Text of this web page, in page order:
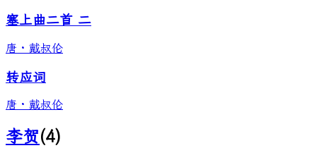
塞上曲二首 二
唐 · 戴叔伦
转应词
唐 · 戴叔伦
李贺(4)